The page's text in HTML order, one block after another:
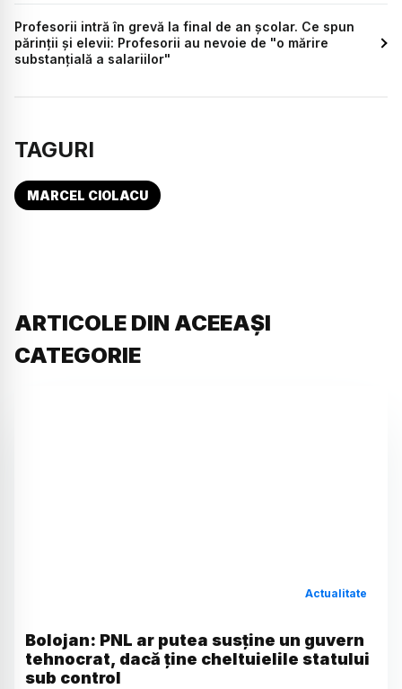
Profesorii intră în grevă la final de an școlar. Ce spun
părinții și elevii: Profesorii au nevoie de "o mărire
substanțială a salariilor"
TAGURI
MARCEL CIOLACU
ARTICOLE DIN ACEEAȘI
CATEGORIE
Actualitate
Bolojan: PNL ar putea susține un guvern
tehnocrat, dacă ține cheltuielile statului
sub control